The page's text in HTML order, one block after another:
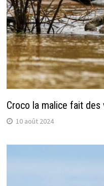
Croco la malice fait des
10 août 2024